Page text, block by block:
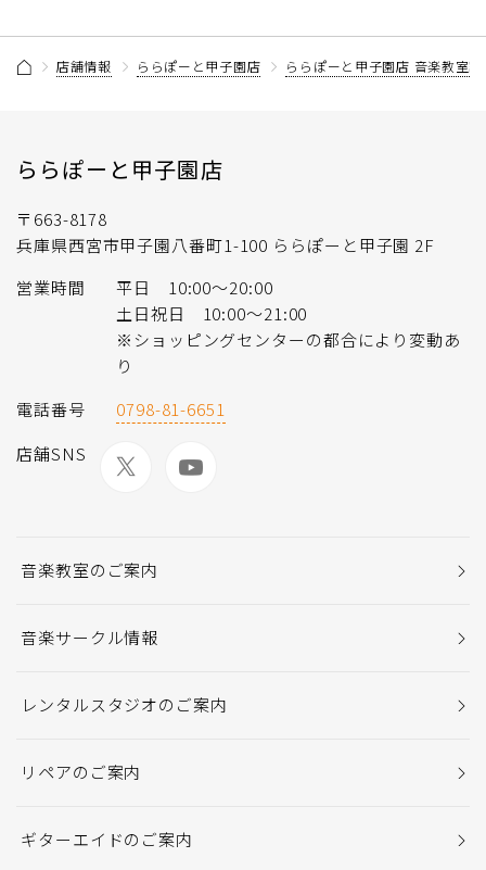
店舗情報 ららぽーと甲子園店 ららぽーと甲子園店 音楽教室
ららぽーと甲子園店
〒663-8178
兵庫県西宮市甲子園八番町1-100 ららぽーと甲子園 2F
営業時間
平日 10:00～20:00
土日祝日 10:00～21:00
※ショッピングセンターの都合により変動あ
り
電話番号
0798-81-6651
店舗SNS
音楽教室のご案内
音楽サークル情報
レンタルスタジオのご案内
リペアのご案内
ギターエイドのご案内